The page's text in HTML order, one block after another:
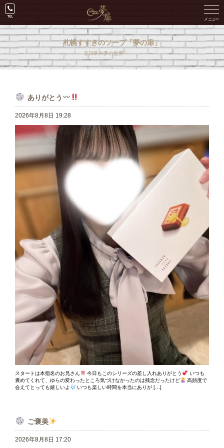
札幌すすきのソープ「夢の扉」
非日常の夢の世界へ･･･。
ありがとう
2026年8月8日 19:28
スタートは本指名のお兄さん 今日もこのシリーズの差し入れありがとう
いつも
褒めてくれて、ゆらの変わったところ気づけなかったのは残念だったけど
高頻度で
会えてとっても嬉しいよ
いつも楽しい時間を本当にありが […]
ご褒美
2026年8月8日 17:20